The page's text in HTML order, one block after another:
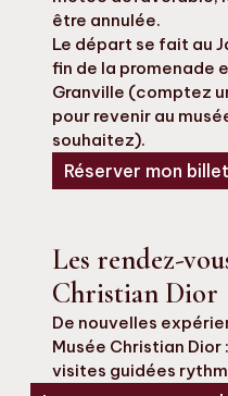
être annulée.
Le départ se fait au
fin de la promenade
Granville (comptez
pour revenir au
souhaitez).
Réserver mon billet
Les rendez-
Christian Dior
De nouvelles
Musée Christian
visites guidées